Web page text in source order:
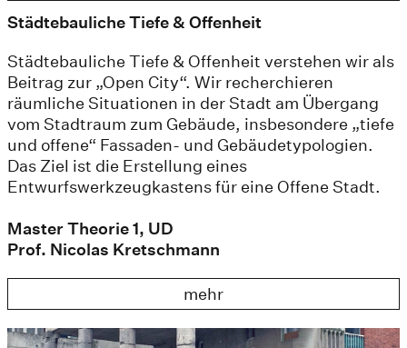
Städtebauliche Tiefe & Offenheit
Städtebauliche Tiefe & Offenheit verstehen wir als
Beitrag zur „Open City“. Wir recherchieren
räumliche Situationen in der Stadt am Übergang
vom Stadtraum zum Gebäude, insbesondere „tiefe
und offene“ Fassaden- und Gebäudetypologien.
Das Ziel ist die Erstellung eines
Entwurfswerkzeugkastens für eine Offene Stadt.
Master Theorie 1, UD
Prof. Nicolas Kretschmann
mehr